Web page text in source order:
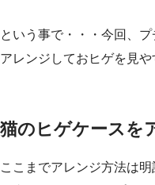
という事で・・・今回、
アレンジしておヒゲを見や
猫のヒゲケースを
ここまでアレンジ方法は